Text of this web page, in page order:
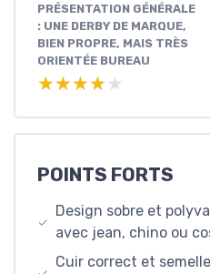
PRÉSENTATION GÉNÉRALE
: UNE DERBY DE MARQUE,
BIEN PROPRE, MAIS TRÈS
ORIENTÉE BUREAU
★★★★★
★★★★★
POINTS FORTS
Design sobre et
avec jean, chino ou
Cuir correct et